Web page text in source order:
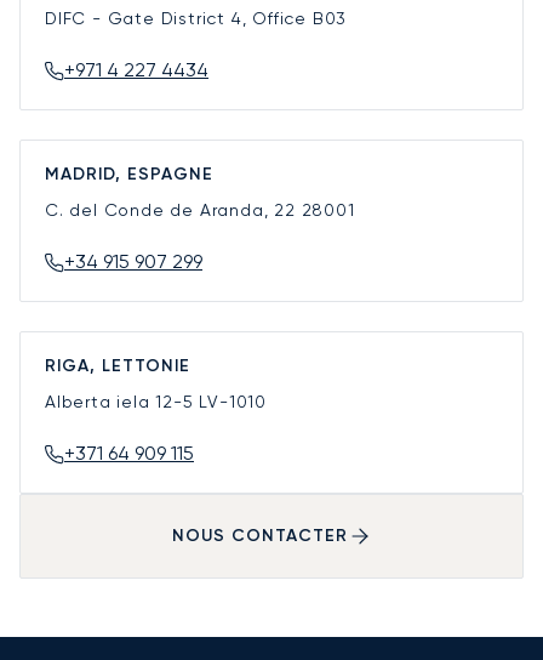
DIFC - Gate District 4, Office B03
+971 4 227 4434
MADRID, ESPAGNE
C. del Conde de Aranda, 22 28001
+34 915 907 299
RIGA, LETTONIE
Alberta iela 12-5 LV-1010
+371 64 909 115
NOUS CONTACTER